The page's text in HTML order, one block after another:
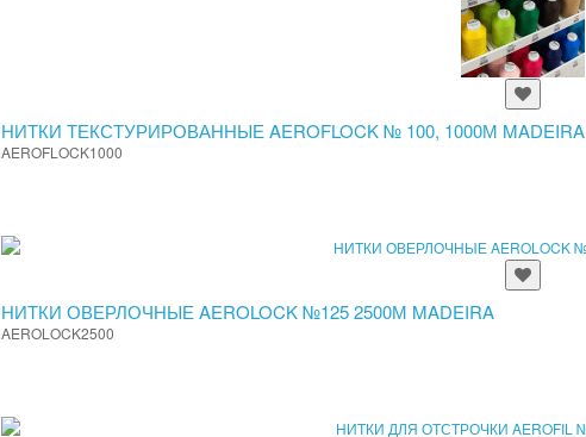
НИТКИ ТЕКСТУРИРОВАННЫЕ AEROFLOCK № 100, 1000М MADEIRA
AEROFLOCK1000
НИТКИ ОВЕРЛОЧНЫЕ AEROLOCK №125 2500М MADEIRA
AEROLOCK2500